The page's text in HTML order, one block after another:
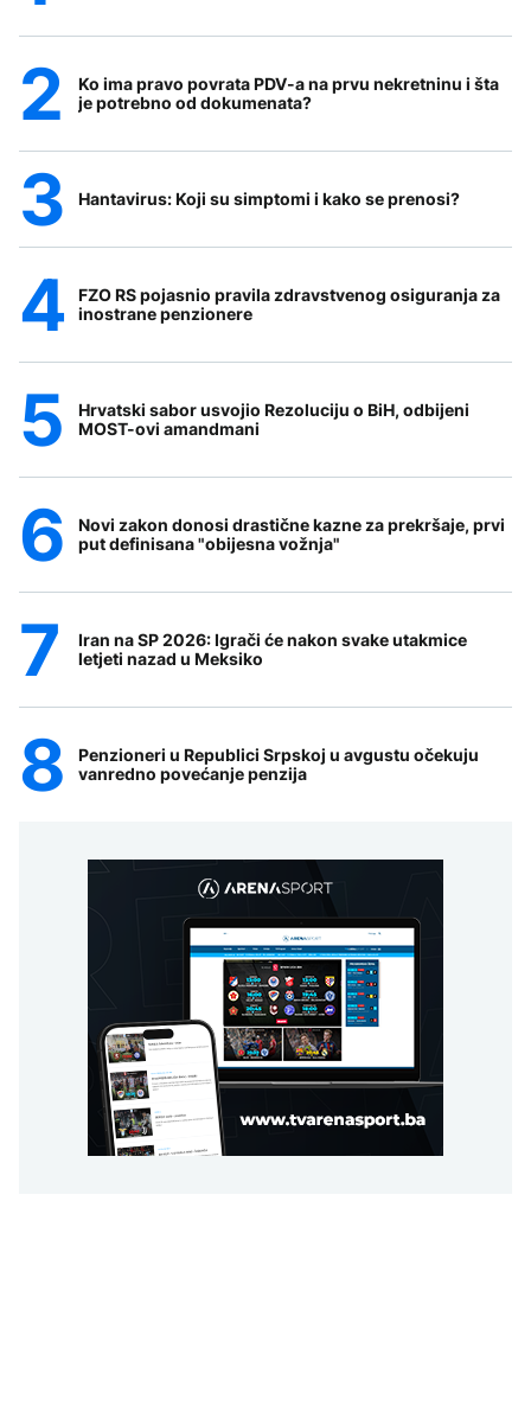
Ko ima pravo povrata PDV-a na prvu nekretninu i šta
je potrebno od dokumenata?
Hantavirus: Koji su simptomi i kako se prenosi?
FZO RS pojasnio pravila zdravstvenog osiguranja za
inostrane penzionere
Hrvatski sabor usvojio Rezoluciju o BiH, odbijeni
MOST-ovi amandmani
Novi zakon donosi drastične kazne za prekršaje, prvi
put definisana "obijesna vožnja"
Iran na SP 2026: Igrači će nakon svake utakmice
letjeti nazad u Meksiko
Penzioneri u Republici Srpskoj u avgustu očekuju
vanredno povećanje penzija